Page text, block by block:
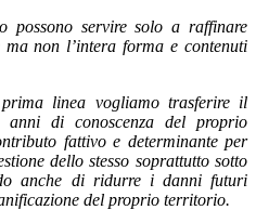
possono servire solo a raffinare
non l’intera forma e contenuti
linea vogliamo trasferire il
di conoscenza del proprio
fattivo e determinante per
dello stesso soprattutto sotto
anche di ridurre i danni futuri
del proprio territorio.